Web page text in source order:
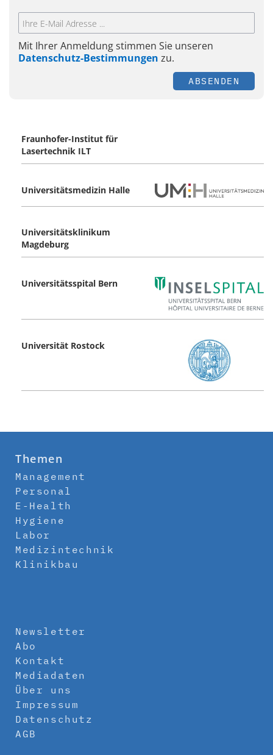
Mit Ihrer Anmeldung stimmen Sie unseren
Datenschutz-Bestimmungen zu.
ABSENDEN
Fraunhofer-Institut für
Lasertechnik ILT
Universitätsmedizin Halle
Universitätsklinikum
Magdeburg
Universitätsspital Bern
Universität Rostock
Themen
Management
Personal
E-Health
Hygiene
Labor
Medizintechnik
Klinikbau
Newsletter
Abo
Kontakt
Mediadaten
Über uns
Impressum
Datenschutz
AGB